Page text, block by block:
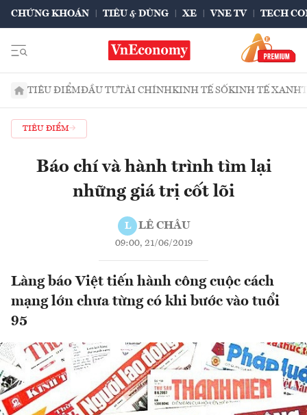
CHỨNG KHOÁN TIÊU & DÙNG XE VNE TV TECH
TIÊU ĐIỂMĐẦU TƯTÀI CHÍNHKINH TẾ SỐKINH TẾ XANH
TIÊU ĐIỂM
Báo chí và hành trình tìm lại
những giá trị cốt lõi
L LÊ CHÂU
09:00, 21/06/2019
Làng báo Việt tiến hành công cuộc cách
mạng lớn chưa từng có khi bước vào tuổi
95